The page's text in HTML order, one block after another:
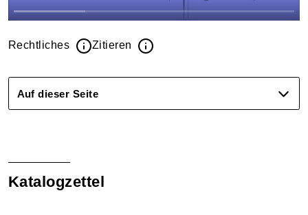
Rechtliches Zitieren
Auf dieser Seite
Katalogzettel